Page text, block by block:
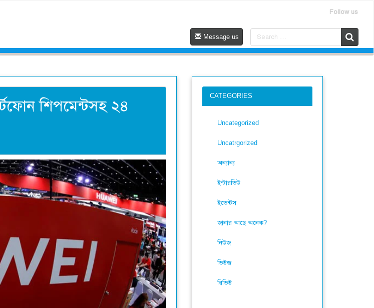
Follow us
Message us
শিপমেন্টসহ ২৪
CATEGORIES
Uncategorized
Uncatrgorized
অন্যান্য
ইন্টারভিউ
ইভেন্টস
জানার আছে অনেক?
নিউজ
ভিউজ
রিভিউ